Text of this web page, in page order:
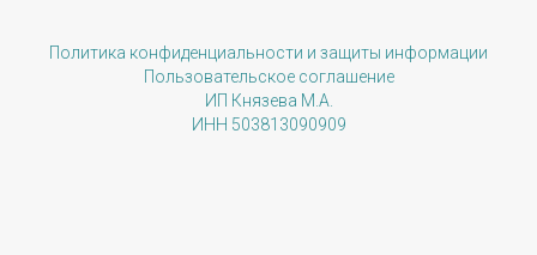
Политика конфиденциальности и защиты информации
Пользовательское соглашение
ИП Князева М.А.
ИНН 503813090909